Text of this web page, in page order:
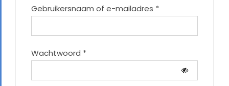
Gebruikersnaam of e-mailadres *
Wachtwoord *